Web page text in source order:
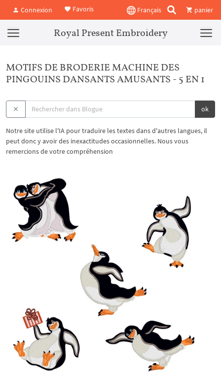
Connexion Favoris Français panier
Royal Present Embroidery
MOTIFS DE BRODERIE MACHINE DES
PINGOUINS DANSANTS AMUSANTS - 5 EN 1
ok
Notre site utilise l'IA pour traduire les textes dans d'autres langues, il
peut donc y avoir des inexactitudes occasionnelles. Nous vous
remercions de votre compréhension